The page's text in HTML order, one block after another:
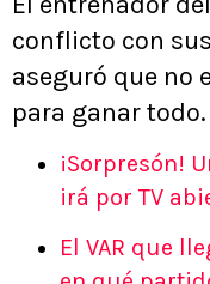
conflicto con
aseguró que no
para ganar todo.
¡Sorpresón!
irá por TV
El VAR que